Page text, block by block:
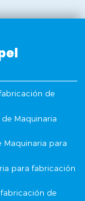
de
Maquinaria
para
para fabricación
de